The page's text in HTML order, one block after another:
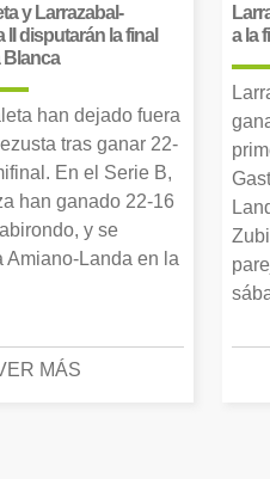
y Larrazabal-
II disputarán la final
Blanca
han dejado fuera
tras ganar 22-
En el Serie B,
han ganado 22-16
y se
Amiano-Landa en la
MÁS
a la